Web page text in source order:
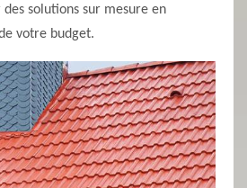
solutions sur mesure en
votre budget.